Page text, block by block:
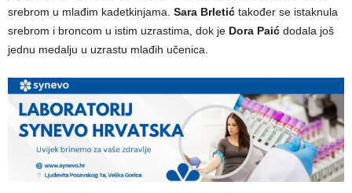
srebrom u mlađim kadetkinjama. Sara Brletić također se istaknula
srebrom i broncom u istim uzrastima, dok je Dora Paić dodala još
jednu medalju u uzrastu mlađih učenica.